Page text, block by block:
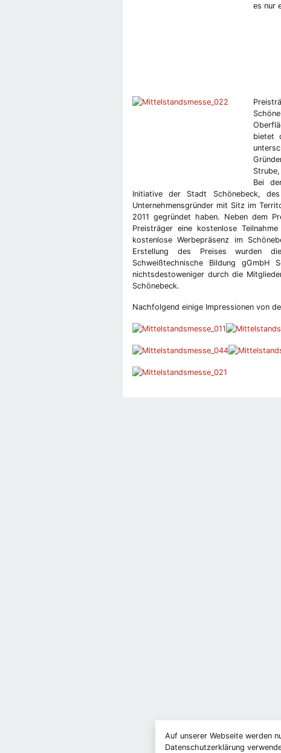
Auf unserer Webseite werden
Datenschutzerklärung
es nur
bietet
Bei
Initiative der Stadt Schönebeck,
Unternehmensgründer mit Sitz im
2011 gegründet haben. Neben dem
Preisträger eine kostenlose
kostenlose Werbepräsenz im
Erstellung des Preises wurden
Schweißtechnische Bildung
nichtsdestoweniger durch die
Schönebeck.
Nachfolgend einige Impressionen von